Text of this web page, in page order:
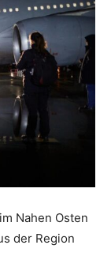
Nahen Osten
der Region